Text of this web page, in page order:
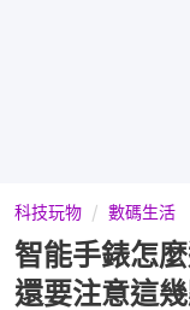
科技玩物 數碼生活
智能手錶怎
還要注意這